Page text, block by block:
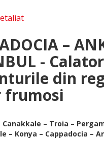
–
-
din
frumosi
– Troia –
– Konya – Cappadocia –